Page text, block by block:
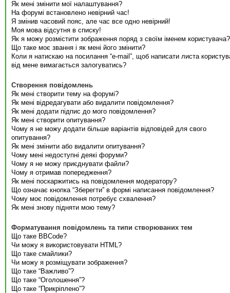
Як мені змінити мої налаштування?
На форумі встановлено невірний час!
Я змінив часовий пояс, але час все одно невірний!
Моя мова відсутня в списку!
Як я можу розмістити зображення поряд з своїм іменем користувача?
Що таке моє звання і як мені його змінити?
Коли я натискаю на посилання “e-mail”, щоб написати листа
від мене вимагається залогуватись?
Створення повідомлень
Як мені створити тему на форумі?
Як мені відредагувати або видалити повідомлення?
Як мені додати підпис до мого повідомлення?
Як мені створити опитування?
Чому я не можу додати більше варіантів відповідей для свого
опитування?
Як мені змінити або видалити опитування?
Чому мені недоступні деякі форуми?
Чому я не можу приєднувати файли?
Чому я отримав попередження?
Як мені поскаржитись на повідомлення модератору?
Що означає кнопка “Зберегти” в формі написання повідомлення?
Чому моє повідомлення потребує схвалення?
Як мені знову підняти мою тему?
Форматування повідомлень та типи створюваних тем
Що таке BBCode?
Чи можу я використовувати HTML?
Що таке смайлики?
Чи можу я розміщувати зображення?
Що таке “Важливо”?
Що таке “Оголошення”?
Що таке “Прикріплено”?